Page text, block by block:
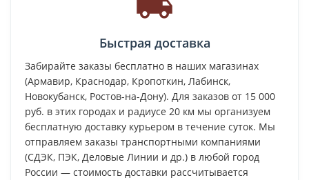
Быстрая доставка
Забирайте заказы бесплатно в наших магазинах
(Армавир, Краснодар, Кропоткин, Лабинск,
Новокубанск, Ростов-на-Дону). Для заказов от 15 000
руб. в этих городах и радиусе 20 км мы организуем
бесплатную доставку курьером в течение суток. Мы
отправляем заказы транспортными компаниями
(СДЭК, ПЭК, Деловые Линии и др.) в любой город
России — стоимость доставки рассчитывается